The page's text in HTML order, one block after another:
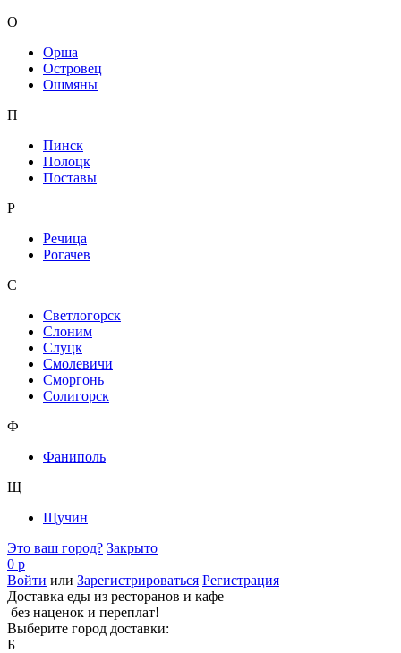
О
Орша
Островец
Ошмяны
П
Пинск
Полоцк
Поставы
Р
Речица
Рогачев
С
Светлогорск
Слоним
Слуцк
Смолевичи
Сморгонь
Солигорск
Ф
Фаниполь
Щ
Щучин
Это ваш город? Закрыто
0 р
Войти или Зарегистрироваться Регистрация
Доставка еды из ресторанов и кафе
без наценок и переплат!
Выберите город доставки:
Б